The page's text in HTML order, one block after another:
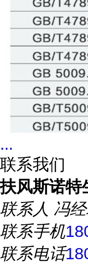
...
联系我们
扶风斯诺特
联系人 冯
联系手机
联系电话